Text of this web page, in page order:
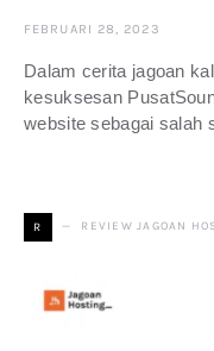
FEBRUARI 28, 2023
Dalam cerita jagoan
kesuksesan
website sebagai salah
R REVIEW JAGOAN